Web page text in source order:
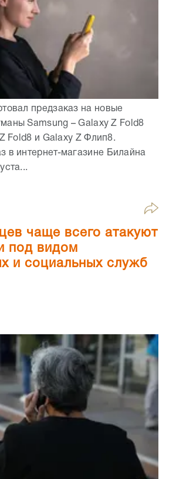
предзаказ на новые
Samsung – Galaxy Z Fold8
Fold8 и Galaxy Z Флип8.
в интернет-магазине Билайна
чаще всего атакуют
под видом
и социальных служб